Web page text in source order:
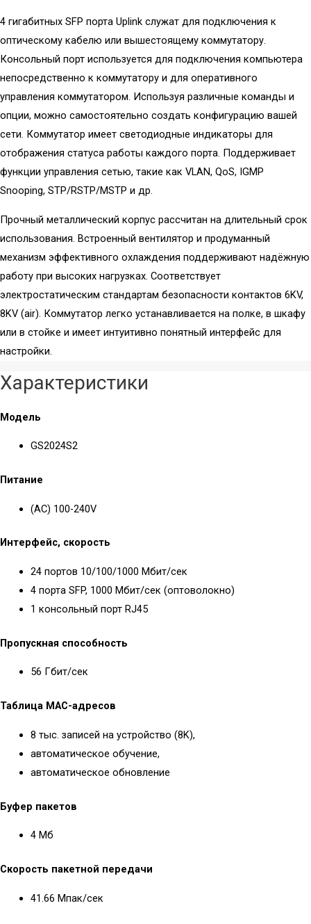
4 гигабитных SFP порта Uplink служат для подключения к
оптическому кабелю или вышестоящему коммутатору.
Консольный порт используется для подключения компьютера
непосредственно к коммутатору и для оперативного
управления коммутатором. Используя различные команды и
опции, можно самостоятельно создать конфигурацию вашей
сети. Коммутатор имеет светодиодные индикаторы для
отображения статуса работы каждого порта. Поддерживает
функции управления сетью, такие как VLAN, QoS, IGMP
Snooping, STP/RSTP/MSTP и др.
Прочный металлический корпус рассчитан на длительный срок
использования. Встроенный вентилятор и продуманный
механизм эффективного охлаждения поддерживают надёжную
работу при высоких нагрузках. Соответствует
электростатическим стандартам безопасности контактов 6KV,
8KV (air). Коммутатор легко устанавливается на полке, в шкафу
или в стойке и имеет интуитивно понятный интерфейс для
настройки.
Характеристики
Модель
GS2024S2
Питание
(АС) 100-240V
Интерфейс, скорость
24 портов 10/100/1000 Мбит/сек
4 порта SFP, 1000 Мбит/сек (оптоволокно)
1 консольный порт RJ45
Пропускная способность
56 Гбит/сек
Таблица MAC-адресов
8 тыс. записей на устройство (8K),
автоматическое обучение,
автоматическое обновление
Буфер пакетов
4 Мб
Скорость пакетной передачи
41.66 Мпак/сек